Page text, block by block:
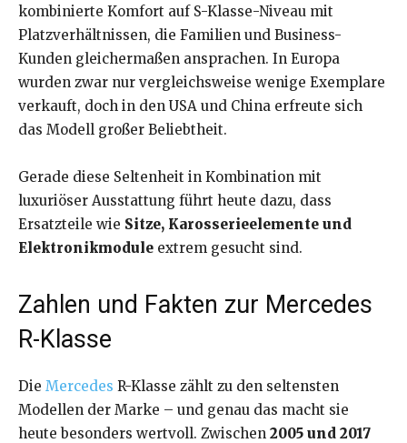
kombinierte Komfort auf S-Klasse-Niveau mit
Platzverhältnissen, die Familien und Business-
Kunden gleichermaßen ansprachen. In Europa
wurden zwar nur vergleichsweise wenige Exemplare
verkauft, doch in den USA und China erfreute sich
das Modell großer Beliebtheit.
Gerade diese Seltenheit in Kombination mit
luxuriöser Ausstattung führt heute dazu, dass
Ersatzteile wie Sitze, Karosserieelemente und
Elektronikmodule extrem gesucht sind.
Zahlen und Fakten zur Mercedes
R-Klasse
Die Mercedes R-Klasse zählt zu den seltensten
Modellen der Marke – und genau das macht sie
heute besonders wertvoll. Zwischen 2005 und 2017